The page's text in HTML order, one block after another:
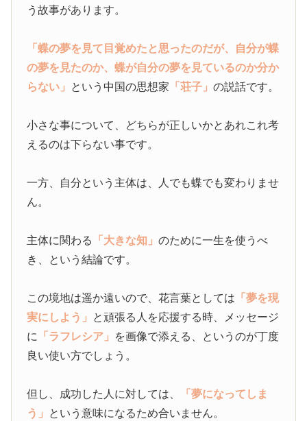
う故事があります。
「蝶の夢を見て目覚めたと思ったのだが、自分が蝶
の夢を見たのか、蝶が自分の夢を見ているのか分か
らない」 という中国の思想家 「荘子」の説話です。
小さな事について、どちらが正しいかとあれこれ考
えるのは下らない事です。
一方、自分という主体は、人でも蝶でも変わりませ
ん。
主体に関わる 「大きな知」のために一生を使うべ
き、という結論です。
この境地は遥か遠いので、花言葉としては 「夢を現
実にしよう」 と頑張る人を応援する時、メッセージ
に
「ラフレシア」 を画像で添える、というのが丁度
良い使い方でしょう。
但し、成功した人に対しては、
「夢になってしま
う」 という意味になるため合いません。